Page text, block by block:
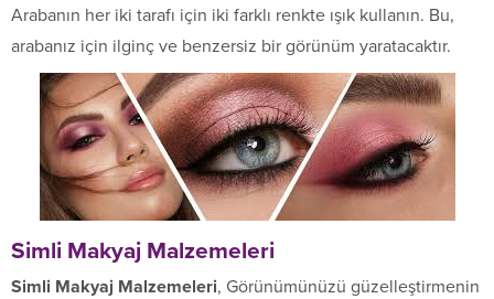
Arabanın her iki tarafı için iki farklı renkte ışık kullanın. Bu,
arabanız için ilginç ve benzersiz bir görünüm yaratacaktır.
Simli Makyaj Malzemeleri
Simli Makyaj Malzemeleri, Görünümünüzü güzelleştirmenin